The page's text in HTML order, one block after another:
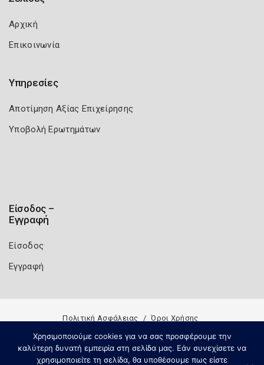
Αρχική
Επικοινωνία
Υπηρεσίες
Αποτίμηση Αξίας Επιχείρησης
Υποβολή Ερωτημάτων
Είσοδος –
Εγγραφή
Είσοδος
Εγγραφή
Πολιτική Ασφάλειας Όροι Χρήσης
Χρησιμοποιούμε cookies για να σας προσφέρουμε την
καλύτερη δυνατή εμπειρία στη σελίδα μας. Εάν συνεχίσετε να
χρησιμοποιείτε τη σελίδα, θα υποθέσουμε πως είστε
Copyright 2026 Knowledge A.E.